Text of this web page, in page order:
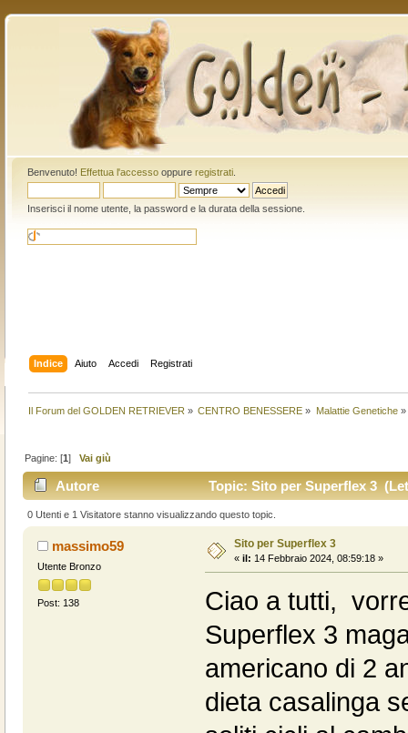
Benvenuto! Effettua l'accessooppure registrati.
Inserisci il nome utente, la password e la durata della sessione.
Indice Aiuto Accedi Registrati
Il Forum del GOLDEN RETRIEVER » CENTRO BENESSERE » Malattie Genetiche»
Pagine: [1]Vai giù
Autore Topic: Sito per Superflex 3
0 Utenti e 1 Visitatore stanno visualizzando questo topic.
massimo59
Utente Bronzo
Post: 138
Sito per Superflex 3
« il: 14 Febbraio 2024, 08:59:18 »
Ciao a tutti,
Superflex 3
americano di 2
dieta casalinga